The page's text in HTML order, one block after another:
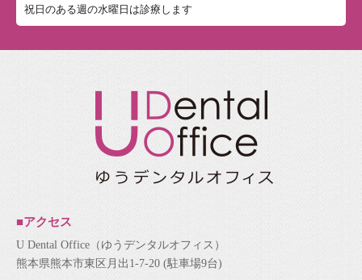
祝日のある週の水曜日は診療します
■アクセス
U Dental Office（ゆうデンタルオフィス）
熊本県熊本市東区月出1-7-20 (駐車場9台)